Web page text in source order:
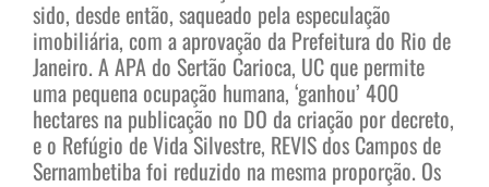
sido, desde então, saqueado pela especulação
imobiliária, com a aprovação da Prefeitura do Rio de
Janeiro. A APA do Sertão Carioca, UC que permite
uma pequena ocupação humana, ‘ganhou’ 400
hectares na publicação no DO da criação por decreto,
e o Refúgio de Vida Silvestre, REVIS dos Campos de
Sernambetiba foi reduzido na mesma proporção. Os